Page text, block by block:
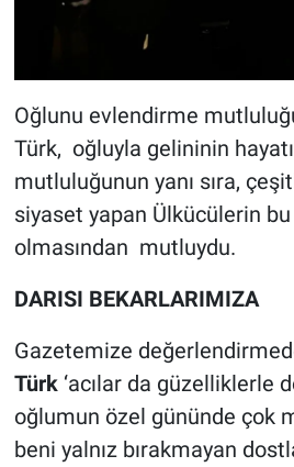
Oğlunu evlendirme
Türk, oğluyla gelininin
mutluluğunun yanı sıra,
siyaset yapan Ülkücülerin
olmasından mutluydu.
DARISI BEKARLARIMIZA
Gazetemize
Türk‘acılar da güzelliklerle
oğlumun özel gününde çok
beni yalnız bırakmayan